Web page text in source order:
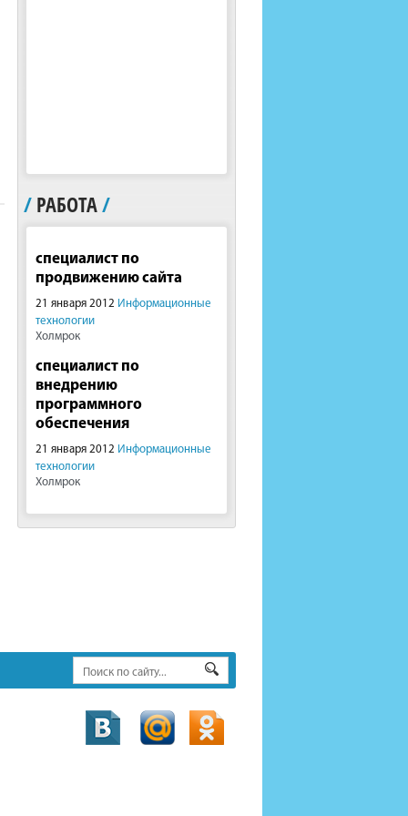
/ РАБОТА/
специалист по
продвижению сайта
21 января 2012 Информационные
технологии
Холмрок
специалист по
внедрению
программного
обеспечения
21 января 2012 Информационные
технологии
Холмрок